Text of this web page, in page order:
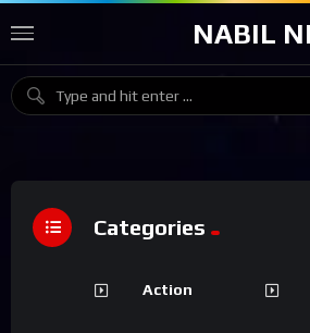
NABIL
Categories
Action